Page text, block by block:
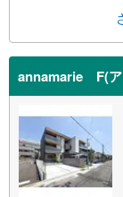
annamarie F(ア